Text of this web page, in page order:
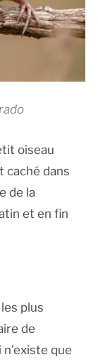
oiseau
caché dans
de la
et en fin
plus
de
que